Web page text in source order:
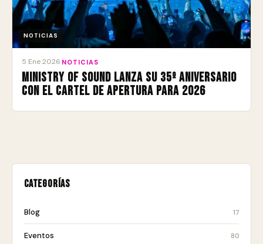
NOTICIAS
5 Ene 2026 NOTICIAS
Ministry of Sound lanza su 35º aniversario
con el cartel de apertura para 2026
Categorías
Blog 17
Eventos 80